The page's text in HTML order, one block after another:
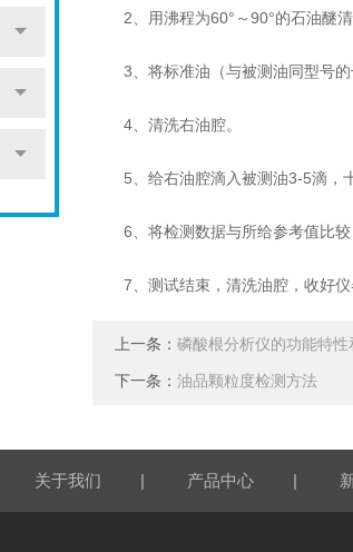
2、用沸程为60°～90°的石油醚清
3、将标准油（与被测油同型号的
4、清洗右油腔。
5、给右油腔滴入被测油3-5滴，十
6、将检测数据与所给参考值比较
7、测试结束，清洗油腔，收好仪
上一条：磷酸根分析仪的功能特性
下一条：油品颗粒度检测方法
关于我们 | 产品中心 |